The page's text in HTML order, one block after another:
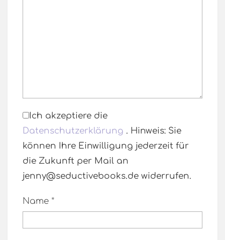
Ich akzeptiere die
Datenschutzerklärung . Hinweis: Sie
können Ihre Einwilligung jederzeit für
die Zukunft per Mail an
jenny@seductivebooks.de widerrufen.
Name *